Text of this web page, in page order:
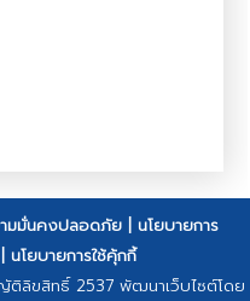
ามมั่นคงปลอดภัย |นโยบายการ
นโยบายการใช้คุ้กกี้
ลิขสิทธิ์ 2537 พัฒนาเว็บไซต์โดย